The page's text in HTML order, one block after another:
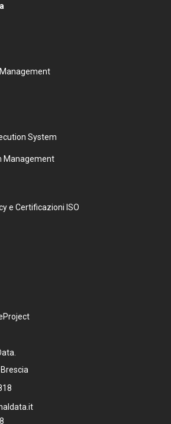
System
Management
e Certificazioni ISO